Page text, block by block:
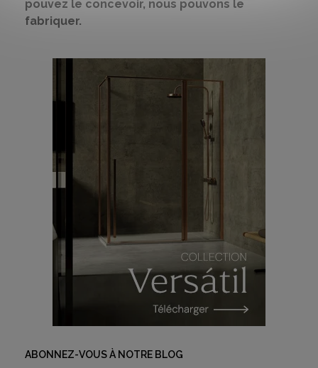
pouvez le concevoir, nous pouvons le
fabriquer.
ABONNEZ-VOUS À NOTRE BLOG